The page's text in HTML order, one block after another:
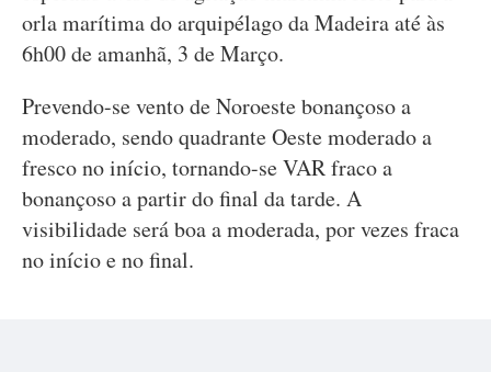
orla marítima do arquipélago da Madeira até às
6h00 de amanhã, 3 de Março.
Prevendo-se vento de Noroeste bonançoso a
moderado, sendo quadrante Oeste moderado a
fresco no início, tornando-se VAR fraco a
bonançoso a partir do final da tarde. A
visibilidade será boa a moderada, por vezes fraca
no início e no final.